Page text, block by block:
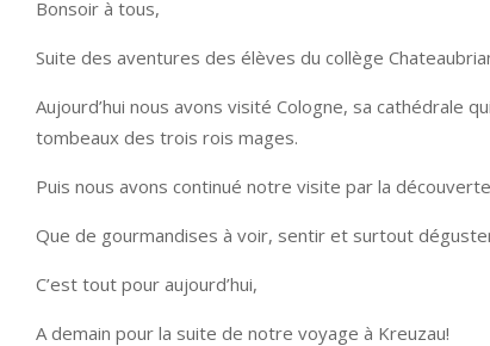
Bonsoir à tous,
Suite des aventures des élèves du collège
Aujourd’hui nous avons visité Cologne, sa cathédrale
tombeaux des trois rois mages.
Puis nous avons continué notre visite par la
Que de gourmandises à voir, sentir et surtout
C’est tout pour aujourd’hui,
A demain pour la suite de notre voyage à Kreuzau!